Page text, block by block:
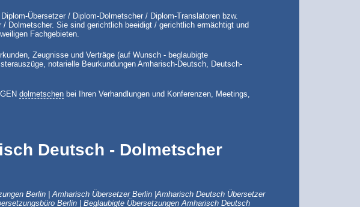
Übersetzer / Diplom-Dolmetscher / Diplom-Translatoren bzw.
Dolmetscher. Sie sind gerichtlich beeidigt / gerichtlich ermächtigt und
Fachgebieten.
Zeugnisse und Verträge (auf Wunsch - beglaubigte
notarielle Beurkundungen Amharisch-Deutsch, Deutsch-
dolmetschenbei Ihren Verhandlungen und Konferenzen, Meetings,
Deutsch - Dolmetscher
Berlin |AmharischÜbersetzer Berlin |AmharischDeutsch Übersetzer
Berlin | Beglaubigte ÜbersetzungenAmharischDeutsch